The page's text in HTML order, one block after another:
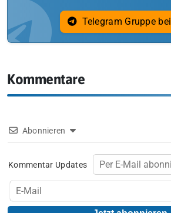
Telegram Gruppe
Kommentare
Abonnieren
Kommentar Updates